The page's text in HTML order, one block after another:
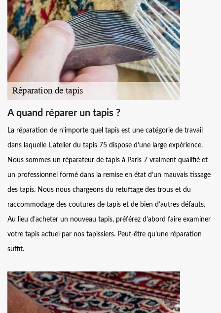
A quand réparer un tapis ?
La réparation de n’importe quel tapis est une catégorie de travail
dans laquelle L'atelier du tapis 75 dispose d’une large expérience.
Nous sommes un réparateur de tapis à Paris 7 vraiment qualifié et
un professionnel formé dans la remise en état d’un mauvais tissage
des tapis. Nous nous chargeons du retuftage des trous et du
raccommodage des coutures de tapis et de bien d’autres défauts.
Au lieu d’acheter un nouveau tapis, préférez d’abord faire examiner
votre tapis actuel par nos tapissiers. Peut-être qu’une réparation
suffit.